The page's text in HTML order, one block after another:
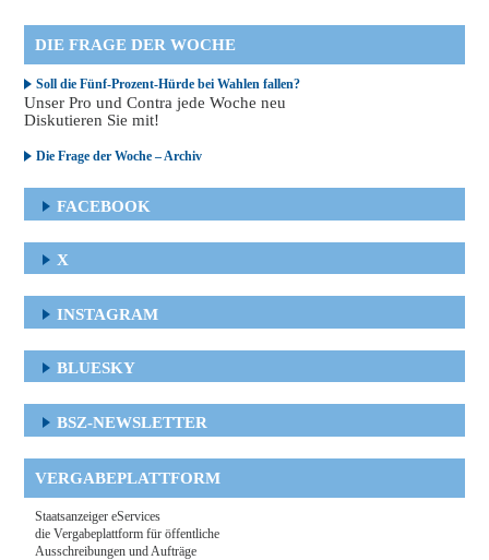
DIE FRAGE DER WOCHE
Soll die Fünf-Prozent-Hürde bei Wahlen fallen?
Unser Pro und Contra jede Woche neu
Diskutieren Sie mit!
Die Frage der Woche – Archiv
FACEBOOK
X
INSTAGRAM
BLUESKY
BSZ-NEWSLETTER
VERGABEPLATTFORM
Staatsanzeiger eServices
die Vergabeplattform für öffentliche
Ausschreibungen und Aufträge